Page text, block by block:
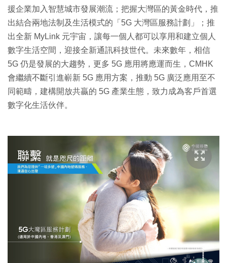
援企業加入智慧城市發展潮流；把握大灣區的黃金時代，推
出結合兩地法制及生活模式的「5G 大灣區服務計劃」；推
出全新 MyLink 元宇宙，讓每一個人都可以享用和建立個人
數字生活空間，迎接全新通訊科技世代。未來數年，相信
5G 仍是發展的大趨勢，更多 5G 應用將應運而生，CMHK
會繼續不斷引進嶄新 5G 應用方案，推動 5G 廣泛應用至不
同範疇，建構開放共贏的 5G 產業生態，致力成為客戶首選
數字化生活伙伴。